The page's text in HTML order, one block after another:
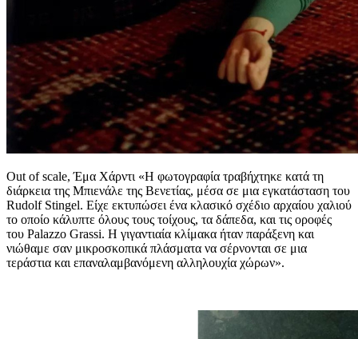
Out of scale, Έμα Χάρντι «Η φωτογραφία τραβήχτηκε κατά τη
διάρκεια της Μπιενάλε της Βενετίας, μέσα σε μια εγκατάσταση του
Rudolf Stingel. Είχε εκτυπώσει ένα κλασικό σχέδιο αρχαίου χαλιού
το οποίο κάλυπτε όλους τους τοίχους, τα δάπεδα, και τις οροφές
του Palazzo Grassi. Η γιγαντιαία κλίμακα ήταν παράξενη και
νιώθαμε σαν μικροσκοπικά πλάσματα να σέρνονται σε μια
τεράστια και επαναλαμβανόμενη αλληλουχία χώρων».